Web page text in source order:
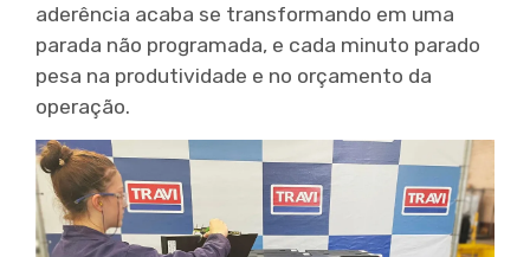
aderência acaba se transformando em uma
parada não programada, e cada minuto parado
pesa na produtividade e no orçamento da
operação.